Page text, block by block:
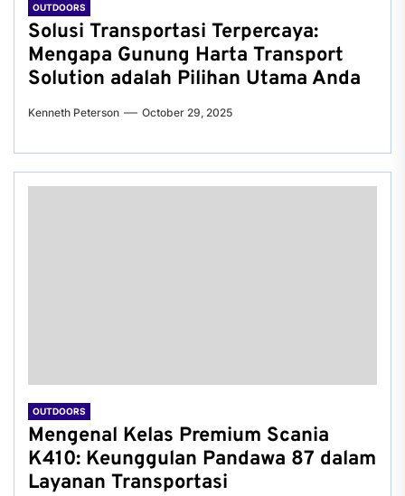
OUTDOORS
Solusi Transportasi Terpercaya:
Mengapa Gunung Harta Transport
Solution adalah Pilihan Utama Anda
Kenneth Peterson October 29, 2025
OUTDOORS
Mengenal Kelas Premium Scania
K410: Keunggulan Pandawa 87 dalam
Layanan Transportasi